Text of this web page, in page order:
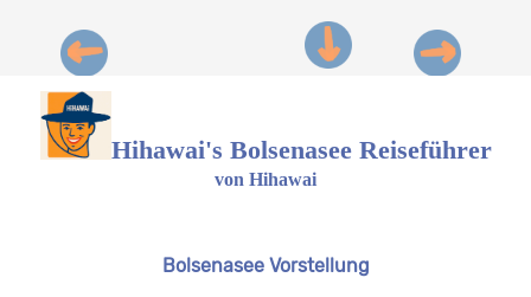
Hihawai's Bolsenasee Reiseführer
von Hihawai
Bolsenasee Vorstellung